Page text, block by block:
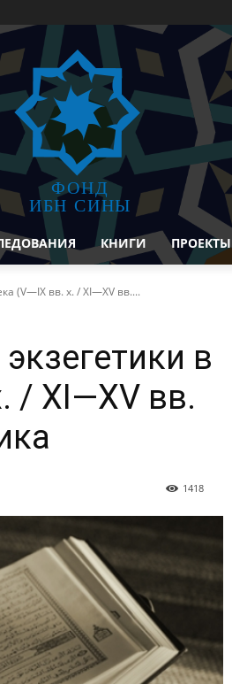
ФОНД
ИБН СИНЫ
КНИГИ ПРОЕКТЫ
(V—IX вв. х. / XI—XV вв....
в
/ XI—XV вв.
1418